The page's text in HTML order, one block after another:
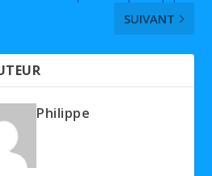
SUIVANT
Philippe